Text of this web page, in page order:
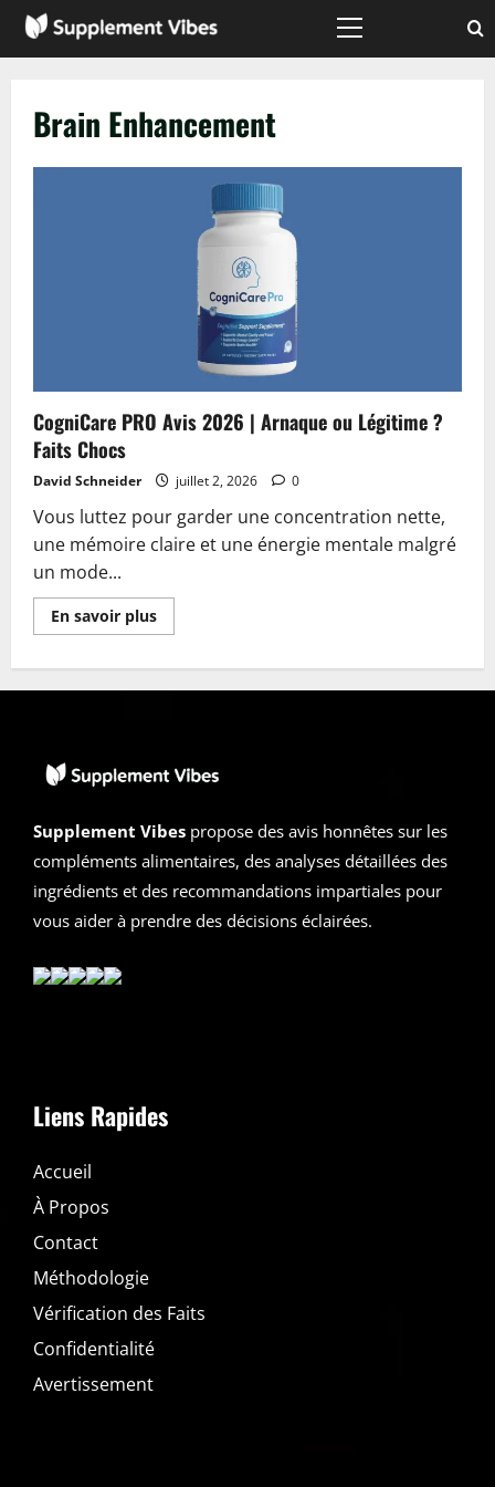
Passer
Menu
Brain Enhancement
CogniCare PRO Avis 2026 | Arnaque ou Légitime ?
Faits Chocs
David Schneider juillet 2, 2026 0
Vous luttez pour garder une concentration nette,
une mémoire claire et une énergie mentale malgré
un mode...
En savoir plusEn
savoir
PRO
ou
Légitime
Chocs
Supplement Vibes propose des avis honnêtes sur les
compléments alimentaires, des analyses détaillées des
ingrédients et des recommandations impartiales pour
vous aider à prendre des décisions éclairées.
Liens Rapides
Accueil
À Propos
Contact
Méthodologie
Vérification des Faits
Confidentialité
Avertissement